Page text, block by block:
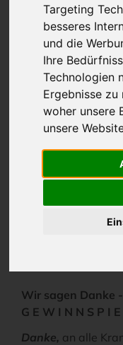
Targeting
besseres
und die
Ihre
Technologien
Ergebnisse zu
woher unsere
unsere
VINETA
Hier erfahren Sie,
Gewinnspielen
eine
USEDOM)
viel Glück und
einem unserer
Wir sagen Danke -
G E W I N N S P I E
Danke, an alle